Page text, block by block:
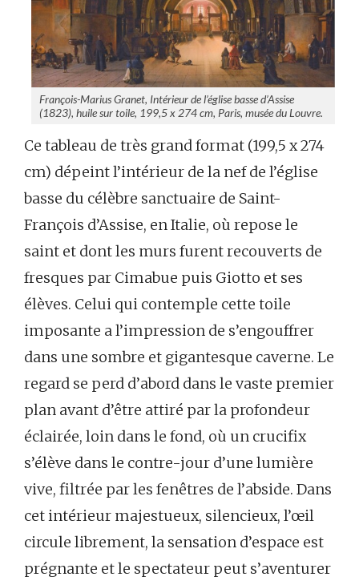
François-Marius Granet, Intérieur de l’église basse d’Assise
(1823), huile sur toile, 199,5 x 274 cm, Paris, musée du Louvre.
Ce tableau de très grand format (199,5 x 274
cm) dépeint l’intérieur de la nef de l’église
basse du célèbre sanctuaire de Saint-
François d’Assise, en Italie, où repose le
saint et dont les murs furent recouverts de
fresques par Cimabue puis Giotto et ses
élèves. Celui qui contemple cette toile
imposante a l’impression de s’engouffrer
dans une sombre et gigantesque caverne. Le
regard se perd d’abord dans le vaste premier
plan avant d’être attiré par la profondeur
éclairée, loin dans le fond, où un crucifix
s’élève dans le contre-jour d’une lumière
vive, filtrée par les fenêtres de l’abside. Dans
cet intérieur majestueux, silencieux, l’œil
circule librement, la sensation d’espace est
prégnante et le spectateur peut s’aventurer